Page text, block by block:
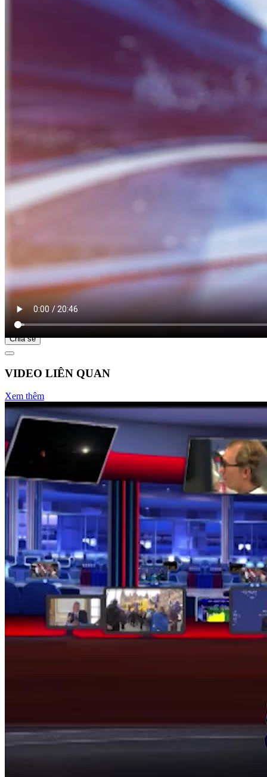
BỮA SÁNG DOANH NHÂN
Nguồn: SCTV8 - VITV
Bắt đầu tại
Chia sẻ
VIDEO LIÊN QUAN
Xem thêm